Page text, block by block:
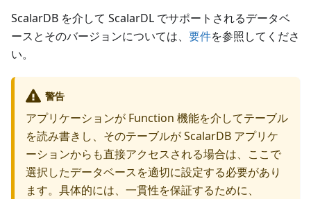
ScalarDB を介して ScalarDL でサポートされるデータベ
ースとそのバージョンについては、 要件を参照してくださ
い。
警告
アプリケーションが Function 機能を介してテーブル
を読み書きし、そのテーブルが ScalarDB アプリケ
ーションからも直接アクセスされる場合は、ここで
選択したデータベースを適切に設定する必要があり
ます。具体的には、一貫性を保証するために、